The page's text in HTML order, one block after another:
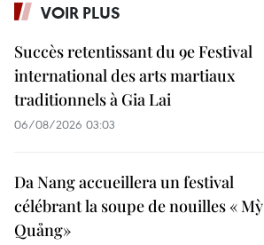
VOIR PLUS
Succès retentissant du 9e Festival
international des arts martiaux
traditionnels à Gia Lai
06/08/2026 03:03
Da Nang accueillera un festival
célébrant la soupe de nouilles « Mỳ
Quảng»